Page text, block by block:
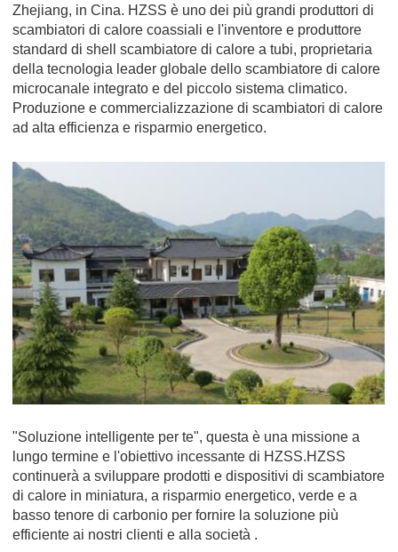
Zhejiang, in Cina. HZSS è uno dei più grandi produttori di
scambiatori di calore coassiali e l'inventore e produttore
standard di shell scambiatore di calore a tubi, proprietaria
della tecnologia leader globale dello scambiatore di calore
microcanale integrato e del piccolo sistema climatico.
Produzione e commercializzazione di scambiatori di calore
ad alta efficienza e risparmio energetico.
"Soluzione intelligente per te", questa è una missione a
lungo termine e l'obiettivo incessante di HZSS.HZSS
continuerà a sviluppare prodotti e dispositivi di scambiatore
di calore in miniatura, a risparmio energetico, verde e a
basso tenore di carbonio per fornire la soluzione più
efficiente ai nostri clienti e alla società .